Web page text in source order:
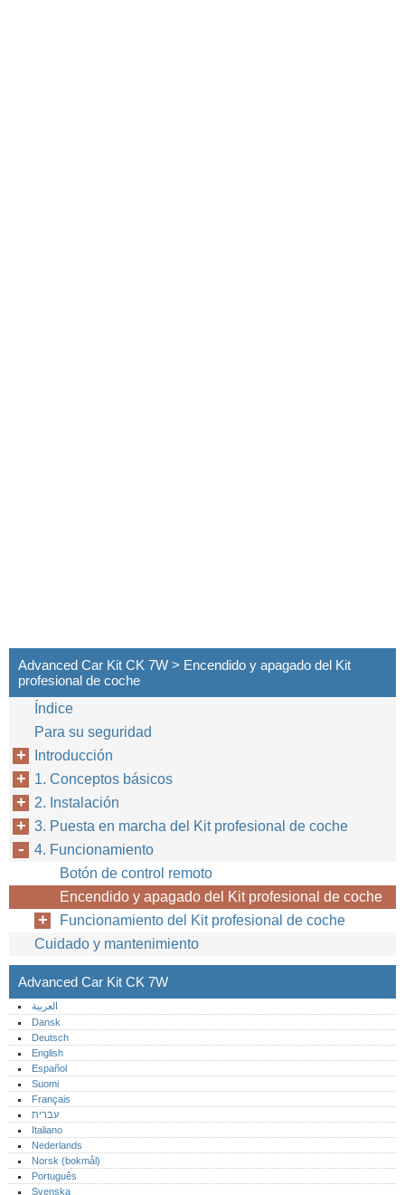
Advanced Car Kit CK 7W > Encendido y apagado del Kit
profesional de coche
Índice
Para su seguridad
Introducción
1. Conceptos básicos
2. Instalación
3. Puesta en marcha del Kit profesional de coche
4. Funcionamiento
Botón de control remoto
Encendido y apagado del Kit profesional de coche
Funcionamiento del Kit profesional de coche
Cuidado y mantenimiento
Advanced Car Kit CK 7W
العربية
Dansk
Deutsch
English
Español
Suomi
Français
עברית
Italiano
Nederlands
Norsk (bokmål)‎
Português‎
Svenska